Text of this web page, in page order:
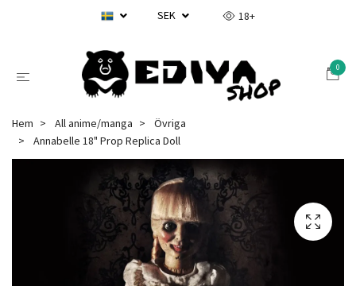
SEK 18+
0
Hem All anime/manga
Övriga
Annabelle 18" Prop Replica Doll